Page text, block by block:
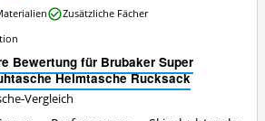
Bewertung für Brubaker Super
Helmtasche Rucksack
Vergleich
Zusätzliche Fächer